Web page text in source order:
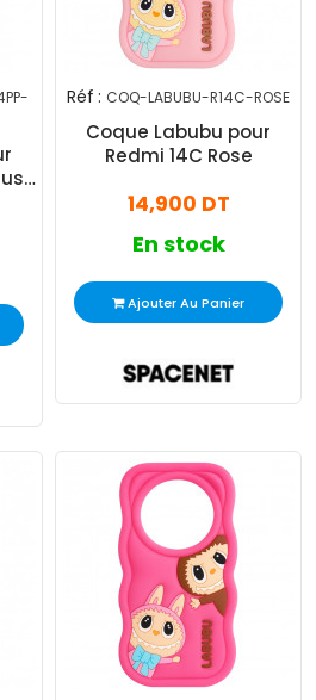
Réf : COQ-LABUBU-R14C-ROSE
Coque Labubu pour
Redmi 14C Rose
14,900 DT
En stock
Ajouter Au Panier